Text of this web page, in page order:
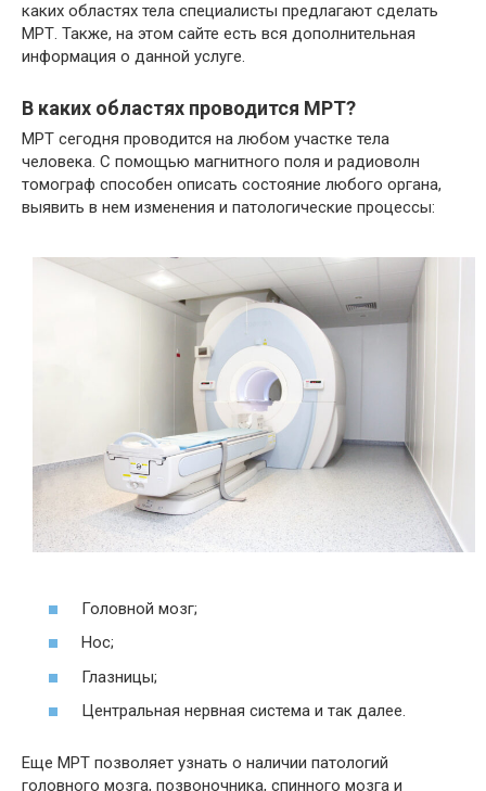
каких областях тела специалисты предлагают сделать
МРТ. Также, на этом сайте есть вся дополнительная
информация о данной услуге.
В каких областях проводится МРТ?
МРТ сегодня проводится на любом участке тела
человека. С помощью магнитного поля и радиоволн
томограф способен описать состояние любого органа,
выявить в нем изменения и патологические процессы:
Головной мозг;
Нос;
Глазницы;
Центральная нервная система и так далее.
Еще МРТ позволяет узнать о наличии патологий
головного мозга, позвоночника, спинного мозга и